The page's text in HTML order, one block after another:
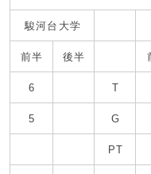
駿河台大学
前半 後半
6 T
5 G
PT